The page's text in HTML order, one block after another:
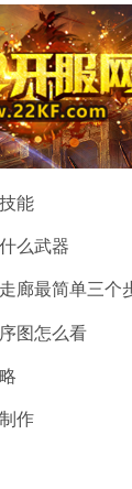
能
么武器
廊最简单三个
图怎么看
作